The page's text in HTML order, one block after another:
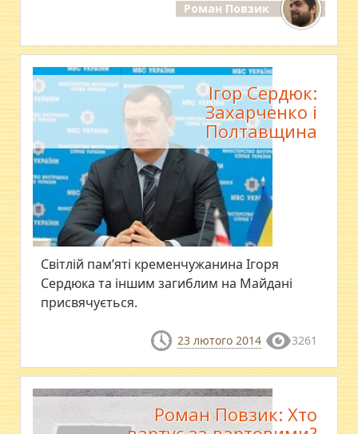
Роман Повзик
Ігор Сердюк:
Захарченко і
Полтавщина
Світлій пам’яті кременчужанина Ігоря
Сердюка та іншим загиблим на Майдані
присвячується.
23 лютого 2014 3261
Роман Повзик: Хто